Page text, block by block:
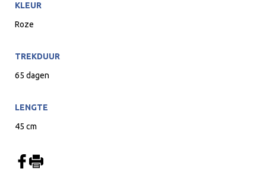
KLEUR
Roze
TREKDUUR
65 dagen
LENGTE
45 cm